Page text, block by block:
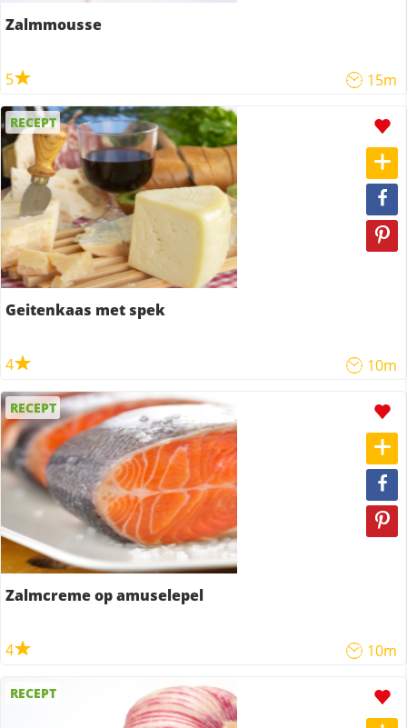
Zalmmousse
5 15m
RECEPT
Geitenkaas met spek
4 10m
RECEPT
Zalmcreme op amuselepel
4 10m
RECEPT